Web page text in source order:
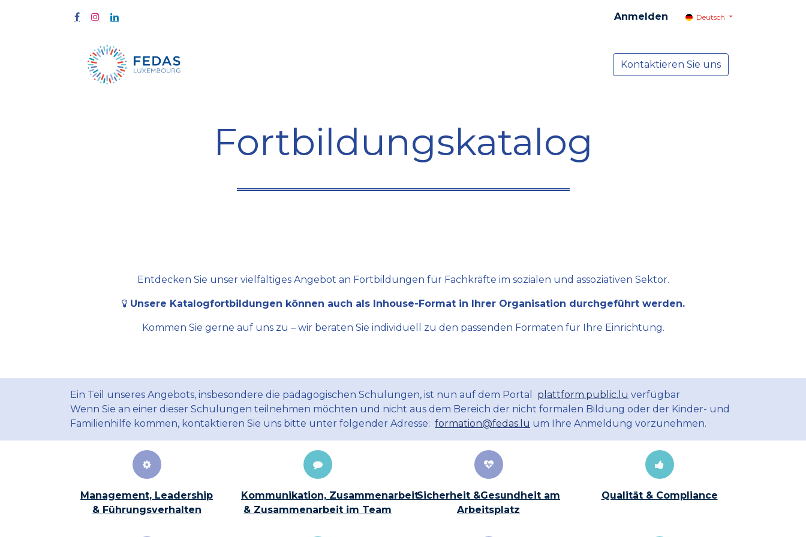
Anmelden Deutsch
NEWS
Kontaktieren Sie uns
Fortbildungskatalog
Entdecken Sie unser vielfältiges Angebot an Fortbildungen für Fachkräfte im sozialen und assoziativen Sektor.
Unsere Katalogfortbildungen können auch als Inhouse-Format in Ihrer Organisation durchgeführt werden.
Kommen Sie gerne auf uns zu – wir beraten Sie individuell zu den passenden Formaten für Ihre Einrichtung.
Ein Teil unseres Angebots, insbesondere die pädagogischen Schulungen, ist nun auf dem Portal plattform.public.lu verfügbar
Wenn Sie an einer dieser Schulungen teilnehmen möchten und nicht aus dem Bereich der nicht formalen Bildung oder der Kinder- und
Familienhilfe kommen, kontaktieren Sie uns bitte unter folgender Adresse: formation@fedas.lu um Ihre Anmeldung vorzunehmen.
Management, Leadership
& Führungsverhalten
Kommunikation, Zusammenarbeit
& Zusammenarbeit im Team
Sicherheit &Gesundheit am
Arbeitsplatz
Qualität & Compliance